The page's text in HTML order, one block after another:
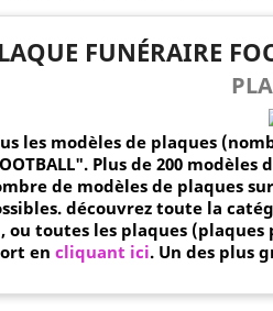
FUNÉRAIRE
les modèles de plaques
Plus de 200 modèles
de modèles de plaques
découvrez toute la
, ou toutes les plaques
en cliquant ici. Un des plus